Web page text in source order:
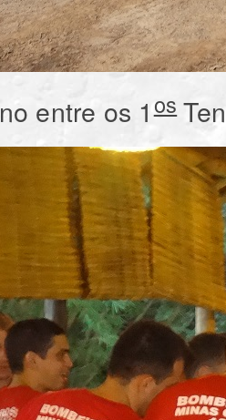
entre os 1os